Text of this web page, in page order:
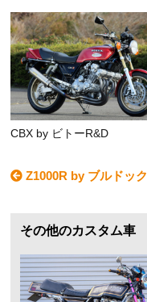
CBX by ビトーR&D
Z1000R by ブルドック
その他のカスタム車